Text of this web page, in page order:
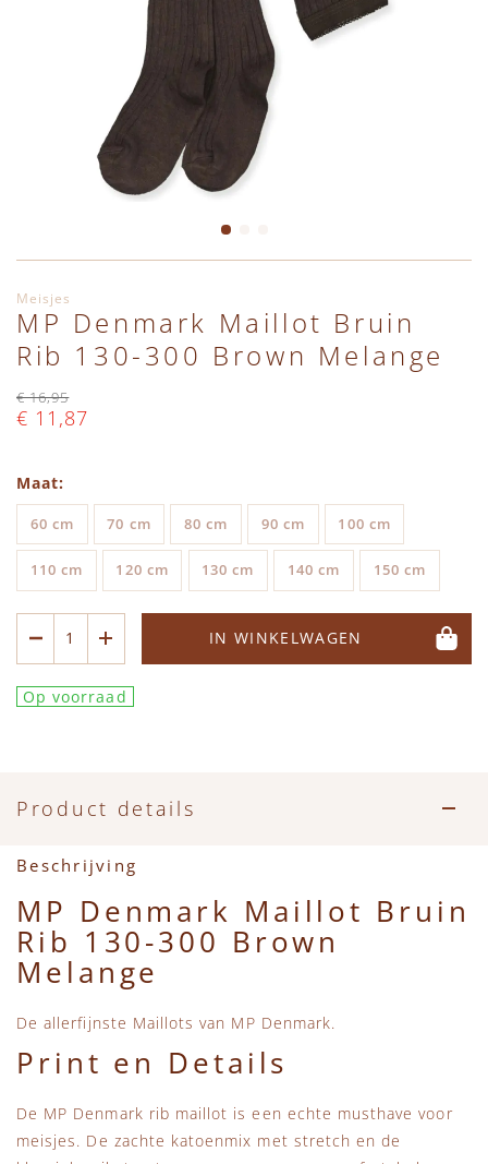
Cargo Broeken
Zwemaccessoires
Zonnehoedjes
Ga naar het begin van de afbeeldingen-gallerij
Meisjes
MP Denmark Maillot Bruin
Rib 130-300 Brown Melange
€ 11,87
€ 16,95
Maat
60 cm 70 cm 80 cm 90 cm 100 cm
110 cm 120 cm 130 cm 140 cm 150 cm
IN WINKELWAGEN
Op voorraad
Product details
Beschrijving
MP Denmark Maillot Bruin
Rib 130-300 Brown
Melange
De allerfijnste Maillots van MP Denmark.
Print en Details
De MP Denmark rib maillot is een echte musthave voor
meisjes. De zachte katoenmix met stretch en de